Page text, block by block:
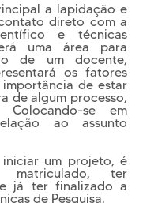
a lapidação e
direto com a
e técnicas
uma área para
de um docente,
os fatores
de estar
de algum processo,
se em
ao assunto
um projeto, é
matriculado, ter
já ter finalizado a
de Pesquisa.